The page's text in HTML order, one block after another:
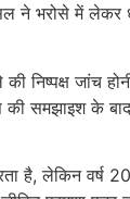
ने भरोसे में लेकर
जांच
समझाइश के बाद
है, लेकिन वर्ष